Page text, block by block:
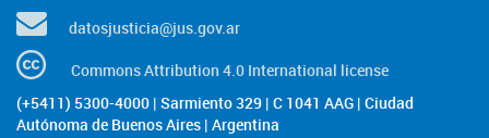
datosjusticia@jus.gov.ar
Commons Attribution 4.0 International license
(+5411) 5300-4000 | Sarmiento 329 | C 1041 AAG | Ciudad
Autónoma de Buenos Aires | Argentina